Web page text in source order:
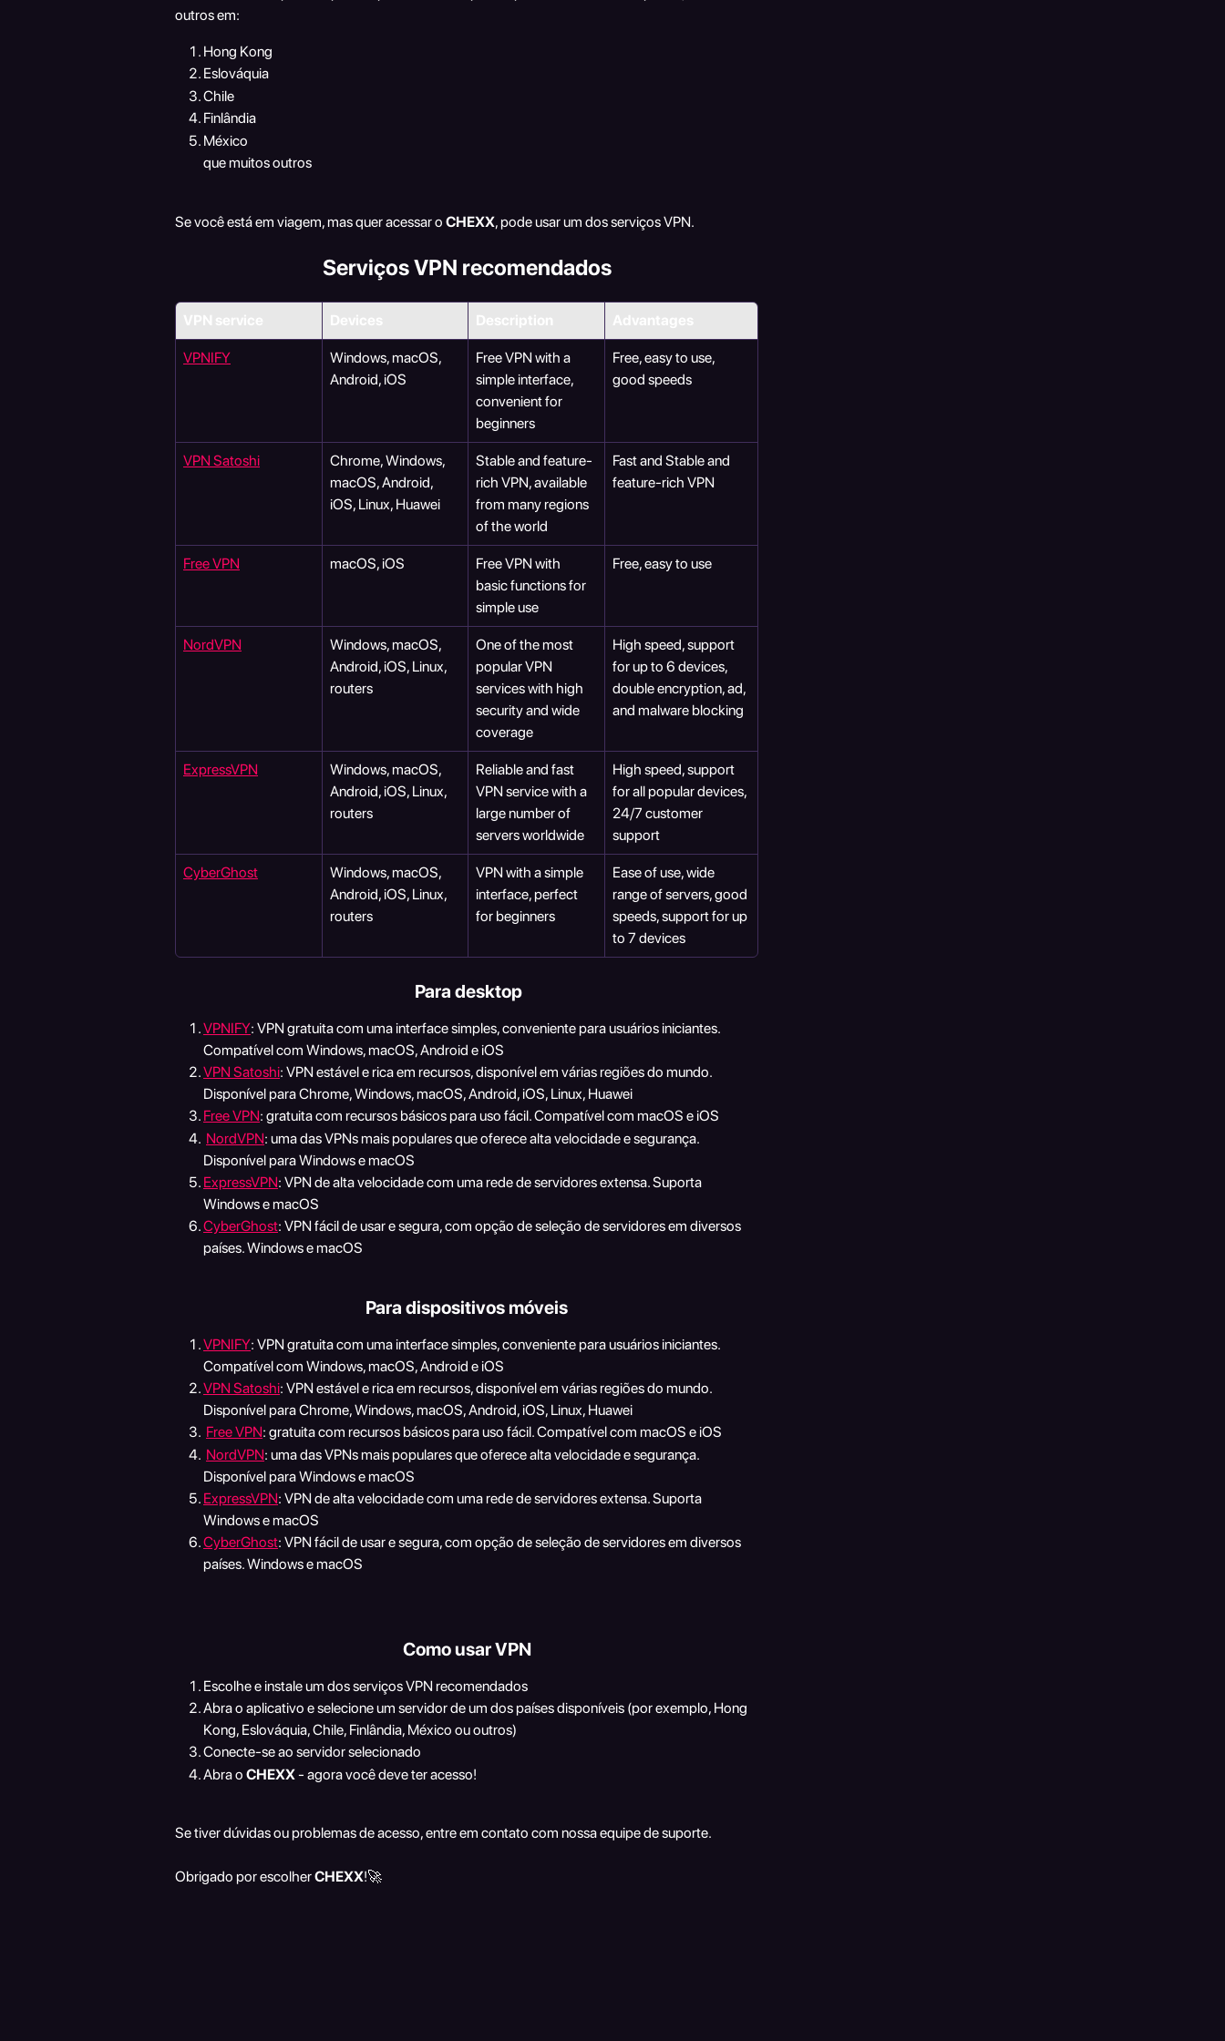
outros em:
Hong Kong
Eslováquia
Chile
Finlândia
México
que muitos outros
Se você está em viagem, mas quer acessar o CHEXX, pode usar um dos serviços VPN.
Serviços VPN recomendados
VPNIFY
Windows, macOS,
Android, iOS
Free VPN with a
simple interface,
convenient for
beginners
Free, easy to use,
good speeds
VPN Satoshi
Chrome, Windows,
macOS, Android,
iOS, Linux, Huawei
Stable and feature-
rich VPN, available
from many regions
of the world
Fast and Stable and
feature-rich VPN
Free VPN macOS, iOS
Free VPN with
basic functions for
simple use
Free, easy to use
NordVPN
Windows, macOS,
Android, iOS, Linux,
routers
One of the most
popular VPN
services with high
security and wide
coverage
High speed, support
for up to 6 devices,
double encryption, ad,
and malware blocking
ExpressVPN
Windows, macOS,
Android, iOS, Linux,
routers
Reliable and fast
VPN service with a
large number of
servers worldwide
High speed, support
for all popular devices,
24/7 customer
support
CyberGhost
Windows, macOS,
Android, iOS, Linux,
routers
VPN with a simple
interface, perfect
for beginners
Ease of use, wide
range of servers, good
speeds, support for up
to 7 devices
Para desktop
VPNIFY: VPN gratuita com uma interface simples, conveniente para usuários iniciantes.
Compatível com Windows, macOS, Android e iOS
VPN Satoshi: VPN estável e rica em recursos, disponível em várias regiões do mundo.
Disponível para Chrome, Windows, macOS, Android, iOS, Linux, Huawei
Free VPN: gratuita com recursos básicos para uso fácil. Compatível com macOS e iOS
NordVPN: uma das VPNs mais populares que oferece alta velocidade e segurança.
Disponível para Windows e macOS
ExpressVPN: VPN de alta velocidade com uma rede de servidores extensa. Suporta
Windows e macOS
CyberGhost: VPN fácil de usar e segura, com opção de seleção de servidores em diversos
países. Windows e macOS
Para dispositivos móveis
VPNIFY: VPN gratuita com uma interface simples, conveniente para usuários iniciantes.
Compatível com Windows, macOS, Android e iOS
VPN Satoshi: VPN estável e rica em recursos, disponível em várias regiões do mundo.
Disponível para Chrome, Windows, macOS, Android, iOS, Linux, Huawei
Free VPN: gratuita com recursos básicos para uso fácil. Compatível com macOS e iOS
NordVPN: uma das VPNs mais populares que oferece alta velocidade e segurança.
Disponível para Windows e macOS
ExpressVPN: VPN de alta velocidade com uma rede de servidores extensa. Suporta
Windows e macOS
CyberGhost: VPN fácil de usar e segura, com opção de seleção de servidores em diversos
países. Windows e macOS
Como usar VPN
Escolhe e instale um dos serviços VPN recomendados
Abra o aplicativo e selecione um servidor de um dos países disponíveis (por exemplo, Hong
Kong, Eslováquia, Chile, Finlândia, México ou outros)
Conecte-se ao servidor selecionado
Abra o CHEXX - agora você deve ter acesso!
Se tiver dúvidas ou problemas de acesso, entre em contato com nossa equipe de suporte.
Obrigado por escolher CHEXX!🚀